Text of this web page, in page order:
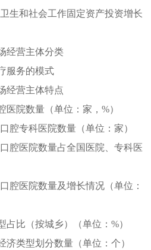
生和社会工作固定资产投资增长
经营主体分类
服务的模式
经营主体特点
医院数量（单位：家，%）
腔专科医院数量（单位：家）
腔医院数量占全国医院、专科医
腔医院数量及增长情况（单位：
占比（按城乡）（单位：%）
济类型划分数量（单位：个）